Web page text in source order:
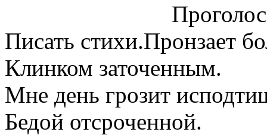
Писать стихи.Пронзает
Клинком заточенным.
Мне день грозит
Бедой отсроченной.